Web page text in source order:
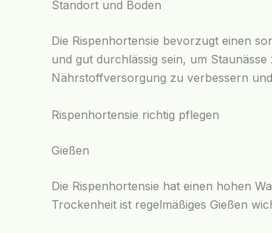
Standort und Boden
Die Rispenhortensie bevorzugt einen
und gut durchlässig sein, um
Nährstoffversorgung zu verbessern
Rispenhortensie richtig pflegen
Gießen
Die Rispenhortensie hat einen hohen
Trockenheit ist regelmäßiges Gießen